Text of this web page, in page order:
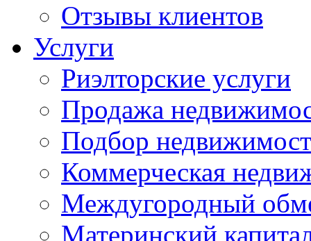
Отзывы клиентов
Услуги
Риэлторские услуги
Продажа
Подбор
Коммерческая
Междугородный
Материнский